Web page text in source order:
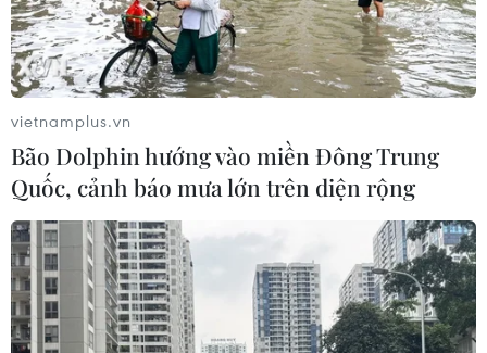
vietnamplus.vn
Bão Dolphin hướng vào miền Đông Trung
Quốc, cảnh báo mưa lớn trên diện rộng